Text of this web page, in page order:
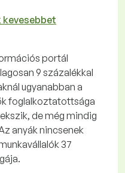
kevesebbet
portál
9 százalékkal
ugyanabban a
foglalkoztatottsága
de még mindig
anyák nincsenek
37